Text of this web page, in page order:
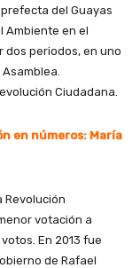
del Guayas
Ambiente en el
dos periodos, en uno
Ciudadana.
en números: María
Revolución
votación a
En 2013 fue
de Rafael